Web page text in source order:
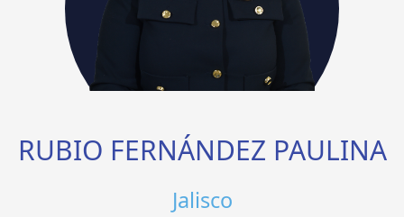
RUBIO FERNÁNDEZ PAULINA
Jalisco